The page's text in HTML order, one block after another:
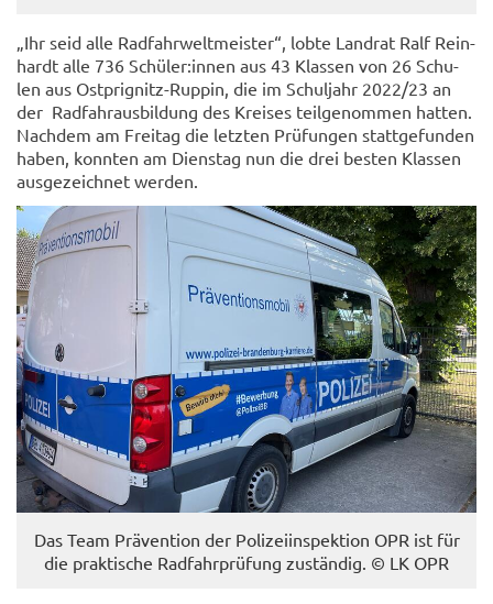
„Ihr seid alle Rad­fahr­welt­meis­ter“, lobte Land­rat Ralf Rein­
hardt alle 736 Schü­ler:innen aus 43 Klas­sen von 26 Schu­
len aus Ostprignitz-​Ruppin, die im Schul­jahr 2022/23 an
der Rad­fahr­aus­bil­dung des Krei­ses teil­ge­nom­men hat­ten.
Nach­dem am Frei­tag die letz­ten Prü­fun­gen statt­ge­fun­den
haben, konn­ten am Diens­tag nun die drei bes­ten Klas­sen
aus­ge­zeich­net wer­den.
Das Team Prä­ven­ti­on der Po­li­zei­in­spek­ti­on OPR ist für
die prak­ti­sche Rad­fahr­prü­fung zu­stän­dig. © LK OPR